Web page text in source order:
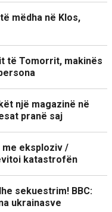
mëdha në Klos,
të Tomorrit, makinës
një magazinë në
pranë saj
me eksploziv /
katastrofën
sekuestrim! BBC:
ukrainasve